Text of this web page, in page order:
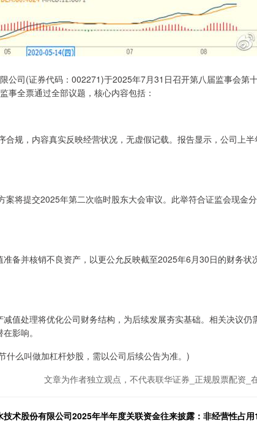
公司(证券代码：002271)于2025年7月31日召开第八届监事会第
事全票通过全部议题，核心内容包括：
合规，内容真实反映经营状况，无虚假记载。报告显示，公司上
将提交2025年第二次临时股东大会审议。此举符合证监会现金
备并核销不良资产，以更公允反映截至2025年6月30日的财务状
值处理将优化公司财务结构，为后续发展夯实基础。相关决议仍
影响。
什么叫做加杠杆炒股，需以公司后续公告为准。)
文章为作者独立观点，不代表联华证券_正规股票配资_
术股份有限公司2025年半年度关联资金往来披露：非经营性占